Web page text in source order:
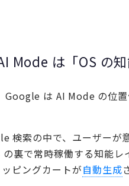
Mode は「OS の
Google は AI Mode の位
検索の中で、ユーザー
裏で常時稼働する知能レ
ピングカートが自動生成